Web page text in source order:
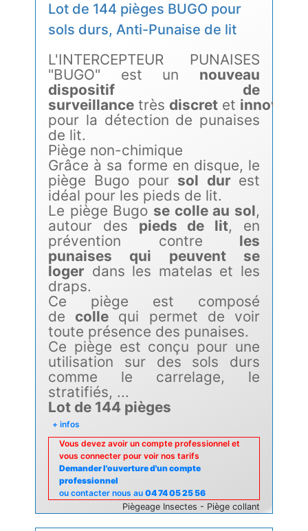
Lot de 144 pièges BUGO pour
sols durs, Anti-Punaise de lit
L'INTERCEPTEUR PUNAISES
"BUGO" est un nouveau
dispositif de
surveillancetrès discretet innovant
pour la détection de punaises
de lit.
Piège non-chimique
Grâce à sa forme en disque, le
piège Bugo pour sol dur est
idéal pour les pieds de lit.
Le piège Bugo se colle au sol,
autour des pieds de lit, en
prévention contre les
punaises qui peuvent se
loger dans les matelas et les
draps.
Ce piège est composé
decolle qui permet de voir
toute présence des punaises.
Ce piège est conçu pour une
utilisation sur des sols durs
comme le carrelage, le
stratifiés, ...
Lot de 144 pièges
+ infos
Vous devez avoir un compte professionnel et
vous connecter pour voir nos tarifs
Demander l'ouverture d'un compte
professionnel
ou contacter nous au 04 74 05 25 56
Piègeage Insectes - Piège collant